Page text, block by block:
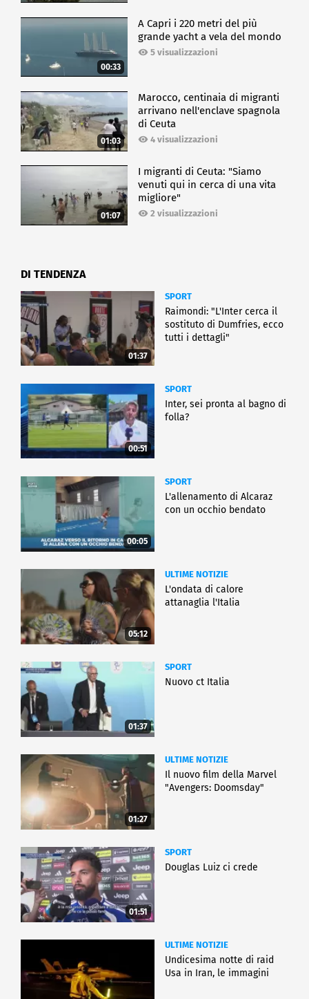
00:33
A Capri i 220 metri del più
grande yacht a vela del mondo
5 visualizzazioni
01:03
Marocco, centinaia di migranti
arrivano nell'enclave spagnola
di Ceuta
4 visualizzazioni
01:07
I migranti di Ceuta: "Siamo
venuti qui in cerca di una vita
migliore"
2 visualizzazioni
DI TENDENZA
01:37
SPORT
Raimondi: "L'Inter cerca il
sostituto di Dumfries, ecco
tutti i dettagli"
00:51
SPORT
Inter, sei pronta al bagno di
folla?
00:05
SPORT
L'allenamento di Alcaraz
con un occhio bendato
05:12
ULTIME NOTIZIE
L'ondata di calore
attanaglia l'Italia
01:37
SPORT
Nuovo ct Italia
01:27
ULTIME NOTIZIE
Il nuovo film della Marvel
"Avengers: Doomsday"
01:51
SPORT
Douglas Luiz ci crede
ULTIME NOTIZIE
Undicesima notte di raid
Usa in Iran, le immagini